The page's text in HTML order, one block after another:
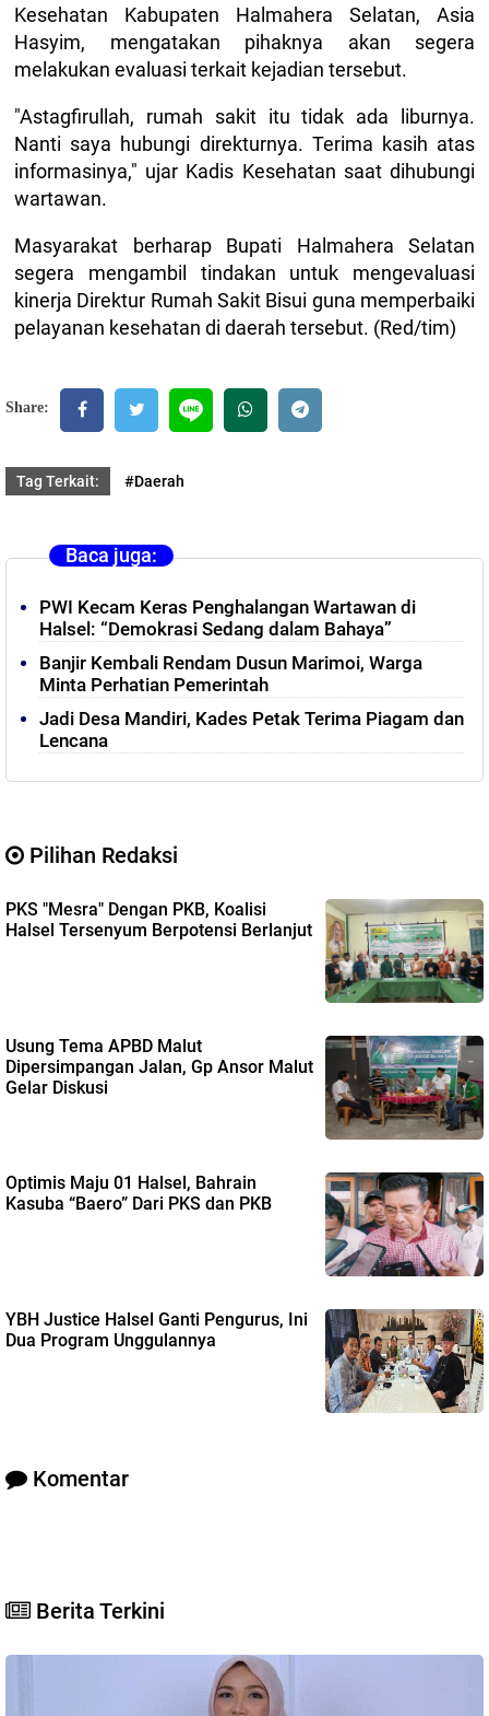
Kesehatan Kabupaten Halmahera Selatan, Asia
Hasyim, mengatakan pihaknya akan segera
melakukan evaluasi terkait kejadian tersebut.
"Astagfirullah, rumah sakit itu tidak ada liburnya.
Nanti saya hubungi direkturnya. Terima kasih atas
informasinya," ujar Kadis Kesehatan saat dihubungi
wartawan.
Masyarakat berharap Bupati Halmahera Selatan
segera mengambil tindakan untuk mengevaluasi
kinerja Direktur Rumah Sakit Bisui guna memperbaiki
pelayanan kesehatan di daerah tersebut. (Red/tim)
Share:
Tag Terkait: #Daerah
Baca juga:
PWI Kecam Keras Penghalangan Wartawan di
Halsel: “Demokrasi Sedang dalam Bahaya”
Banjir Kembali Rendam Dusun Marimoi, Warga
Minta Perhatian Pemerintah
Jadi Desa Mandiri, Kades Petak Terima Piagam dan
Lencana
Pilihan Redaksi
PKS "Mesra" Dengan PKB, Koalisi
Halsel Tersenyum Berpotensi Berlanjut
Usung Tema APBD Malut
Dipersimpangan Jalan, Gp Ansor Malut
Gelar Diskusi
Optimis Maju 01 Halsel, Bahrain
Kasuba “Baero” Dari PKS dan PKB
YBH Justice Halsel Ganti Pengurus, Ini
Dua Program Unggulannya
Komentar
Berita Terkini